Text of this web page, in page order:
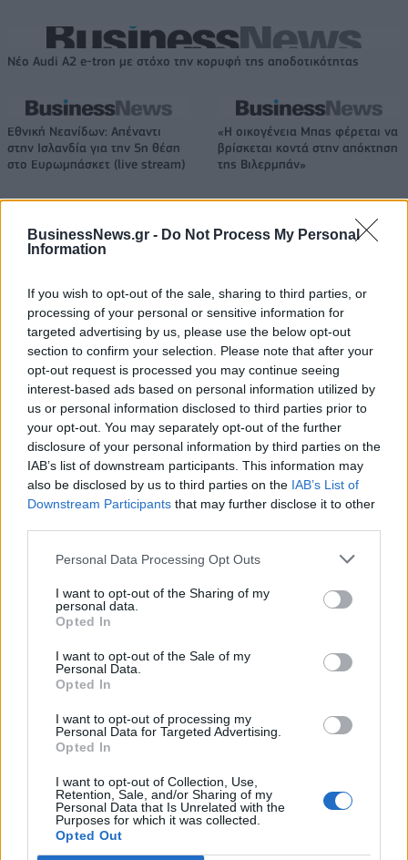
BusinessNews.gr - Do Not Process My Personal
Information
If you wish to opt-out of the sale, sharing to third parties, or
processing of your personal or sensitive information for
targeted advertising by us, please use the below opt-out
section to confirm your selection. Please note that after your
opt-out request is processed you may continue seeing
interest-based ads based on personal information utilized by
us or personal information disclosed to third parties prior to
your opt-out. You may separately opt-out of the further
disclosure of your personal information by third parties on the
IAB’s list of downstream participants. This information may
also be disclosed by us to third parties on the IAB’s List of
Downstream Participants that may further disclose it to other
Personal Data Processing Opt Outs
I want to opt-out of the Sharing of my
personal data.
Opted In
I want to opt-out of the Sale of my
Personal Data.
Opted In
I want to opt-out of processing my
Personal Data for Targeted Advertising.
Opted In
I want to opt-out of Collection, Use,
Retention, Sale, and/or Sharing of my
Personal Data that Is Unrelated with the
Purposes for which it was collected.
Opted Out
Νέο Audi A2 e-tron με στόχο την κορυφή της αποδοτικότητας
Εθνική Νεανίδων: Απέναντι
στην Ισλανδία για την 5η θέση
στο Ευρωμπάσκετ (live stream)
«Η οικογένεια Μπας φέρεται να
βρίσκεται κοντά στην απόκτηση
της Βιλερμπάν»
Χρηματιστήριο Αθηνών: Εβδομαδιαία άνοδος 1,76%, κέρδη 23,31%
από τις αρχές του έτους
Ελληνική Αναπτυξιακή Τράπεζα:
Με «προίκα» 2 δισ. ευρώ
ανοίγει δρόμο για δάνεια έως 5
δισ. σε μικρομεσαίες
Υπ. Μεταφορών: Οριστική λύση
στο ζήτημα των πινακίδων
κυκλοφορίας - Τέλος στις
χρονοβόρες διαδικασίες
Η Chery επενδύει 75 εκατ. δολάρια στην KG Mobility
Το FIAT 500 Hybrid τώρα από
Ατρόμητος και Novibet
συνεργασίας τους μέχρι το
18η συνεχόμενη χρονιά για τον ΟΤΕ στη διεθνή σειρά δεικτών
FTSE4Good
Alpha Bank: Για πρώτη φορά το Αρχαίο Θέατρο Επιδαύρου άνοιξε τις
πύλες του σε όλους